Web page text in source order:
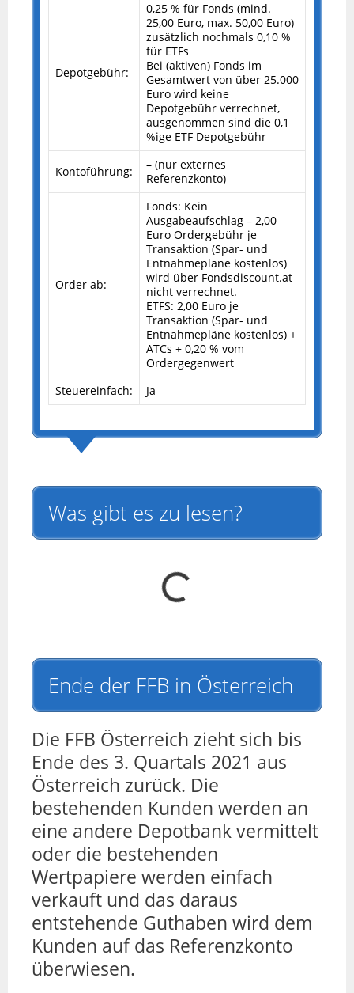
Depotgebühr:
0,25 % für Fonds (mind.
25,00 Euro, max. 50,00 Euro)
zusätzlich nochmals 0,10 %
für ETFs
Bei (aktiven) Fonds im
Gesamtwert von über 25.000
Euro wird keine
Depotgebühr verrechnet,
ausgenommen sind die 0,1
%ige ETF Depotgebühr
Kontoführung:
– (nur externes
Referenzkonto)
Order ab:
Fonds: Kein
Ausgabeaufschlag – 2,00
Euro Ordergebühr je
Transaktion (Spar- und
Entnahmepläne kostenlos)
wird über Fondsdiscount.at
nicht verrechnet.
ETFS: 2,00 Euro je
Transaktion (Spar- und
Entnahmepläne kostenlos) +
ATCs + 0,20 % vom
Ordergegenwert
Steuereinfach:
Ja
Was gibt es zu lesen?
Ende der FFB in Österreich
Die FFB Österreich zieht sich bis
Ende des 3. Quartals 2021 aus
Österreich zurück. Die
bestehenden Kunden werden an
eine andere Depotbank vermittelt
oder die bestehenden
Wertpapiere werden einfach
verkauft und das daraus
entstehende Guthaben wird dem
Kunden auf das Referenzkonto
überwiesen.